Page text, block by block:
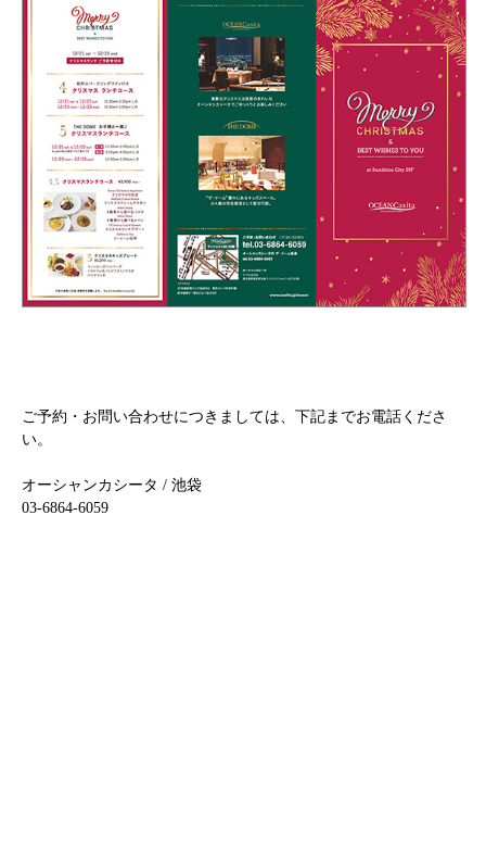
ご予約・お問い合わせにつきましては、下記までお電話くださ
い。
オーシャンカシータ / 池袋
03-6864-6059